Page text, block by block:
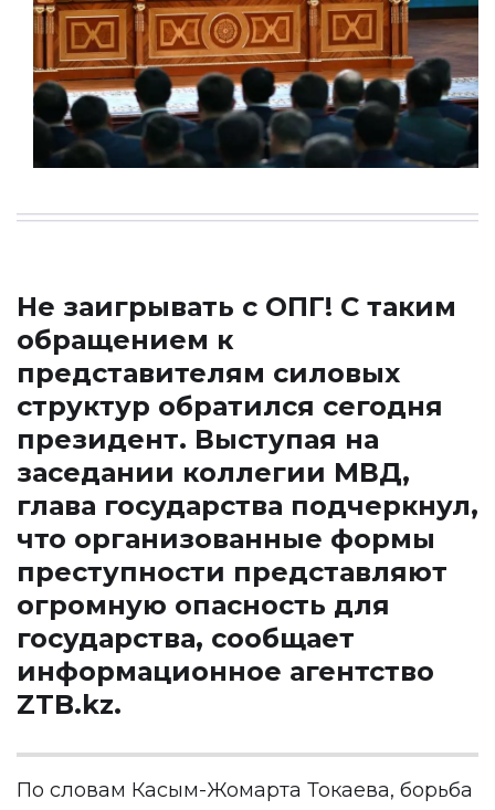
Не заигрывать с ОПГ! С таким
обращением к
представителям силовых
структур обратился сегодня
президент. Выступая на
заседании коллегии МВД,
глава государства подчеркнул,
что организованные формы
преступности представляют
огромную опасность для
государства, сообщает
информационное агентство
ZTB.kz.
По словам Касым-Жомарта Токаева, борьба